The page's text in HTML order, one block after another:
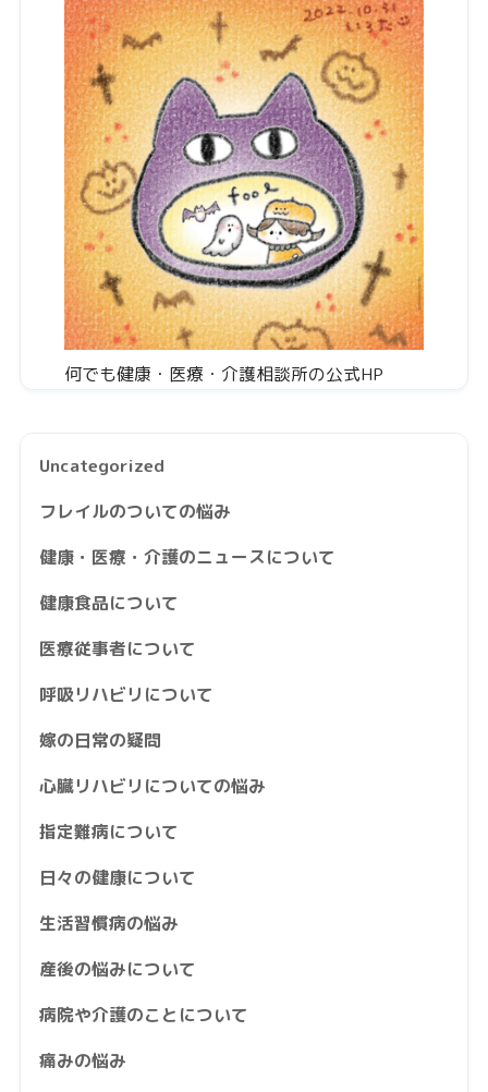
何でも健康・医療・介護相談所の公式HP
Uncategorized
フレイルのついての悩み
健康・医療・介護のニュースについて
健康食品について
医療従事者について
呼吸リハビリについて
嫁の日常の疑問
心臓リハビリについての悩み
指定難病について
日々の健康について
生活習慣病の悩み
産後の悩みについて
病院や介護のことについて
痛みの悩み